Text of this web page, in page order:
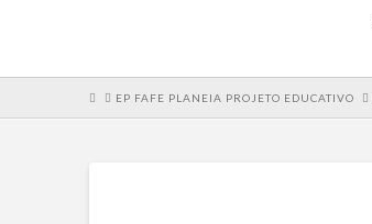
HOMEEP FAFE PLANEIA PROJETO EDUCATIVO